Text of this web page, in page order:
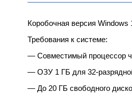
Коробочная версия
Требования к системе:
— Совместимый процессор
— ОЗУ 1 ГБ для 32-
— До 20 ГБ свободного